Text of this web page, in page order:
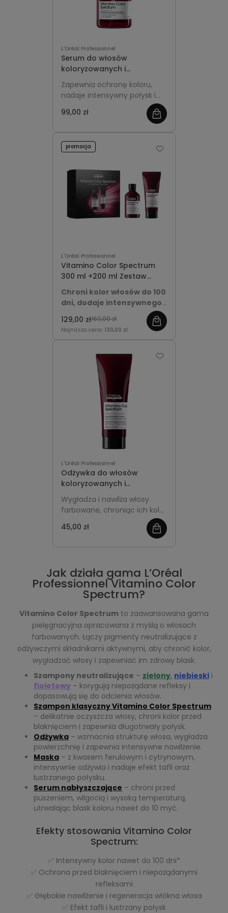
L'Oréal Professionnel
Serum do włosów
koloryzowanych i
rozjaśnianych 50ml - L'Oréal
Professionnel Vitamino
Color Spectrum
Zapewnia ochronę koloru,
nadaje intensywny połysk i
farbowanym, pozostawiając
99,00 zł
L'Oréal Professionnel
Vitamino Color Spectrum
300 ml +200 ml Zestaw
świąteczny
Chroni kolor włosów do 100
dni, dodaje intensywnego
blasku i aż o 86% więcej
nawilżenia.Delikatnie
oczyszcza i wygładza włosy
miękkie, sprężyste i pełne
129,00 zł160,00 zł
Najniższa cena: 130,00 zł
promocja
L'Oréal Professionnel
Odżywka do włosów
koloryzowanych i
rozjaśnianych 75ml - L'Oréal
Professionnel Vitamino
Color Spectrum
Wygładza i nawilża włosy
farbowane, chroniąc ich kolor
miękkość oraz blask.
45,00 zł
Jak działa gama L’Oréal
Professionnel Vitamino Color
Spectrum?
Vitamino Color Spectrum to zaawansowana gama
pielęgnacyjna opracowana z myślą o włosach
farbowanych. Łączy pigmenty neutralizujące z
odżywczymi składnikami aktywnymi, aby chronić kolor,
wygładzać włosy i zapewniać im zdrowy blask.
Szampony neutralizujące – zielony, niebieski i
fioletowy – korygują niepożądane refleksy i
dopasowują się do odcienia włosów.
Szampon klasyczny Vitamino Color Spectrum
– delikatnie oczyszcza włosy, chroni kolor przed
blaknięciem i zapewnia długotrwały połysk.
Odżywka – wzmacnia strukturę włosa, wygładza
powierzchnię i zapewnia intensywne nawilżenie.
Maska – z kwasem ferulowym i cytrynowym,
intensywnie odżywia i nadaje efekt tafli oraz
lustrzanego połysku.
Serum nabłyszczające – chroni przed
puszeniem, wilgocią i wysoką temperaturą,
utrwalając blask koloru nawet do 10 myć.
Efekty stosowania Vitamino Color
Spectrum:
✅ Intensywny kolor nawet do 100 dni*
✅ Ochrona przed blaknięciem i niepożądanymi
refleksami
✅ Głębokie nawilżenie i regeneracja włókna włosa
✅ Efekt tafli i lustrzany połysk